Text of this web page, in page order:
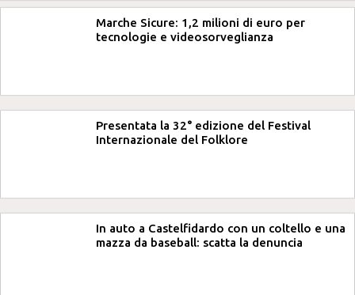
Marche Sicure: 1,2 milioni di euro per
tecnologie e videosorveglianza
Presentata la 32° edizione del Festival
Internazionale del Folklore
In auto a Castelfidardo con un coltello e una
mazza da baseball: scatta la denuncia